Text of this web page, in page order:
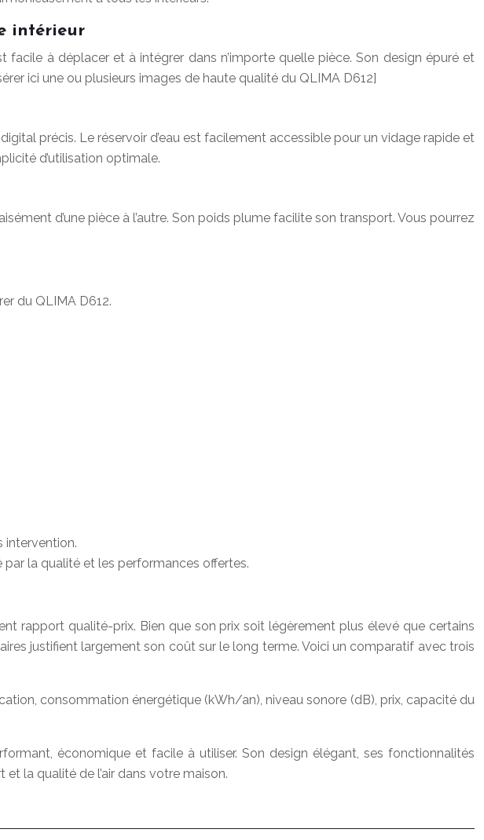
intérieur
à déplacer et à intégrer dans n’importe quelle pièce. Son design épuré et
ici une ou plusieurs images de haute qualité du QLIMA D612]
précis. Le réservoir d’eau est facilement accessible pour un vidage rapide et
d’utilisation optimale.
d’une pièce à l’autre. Son poids plume facilite son transport. Vous pourrez
du QLIMA D612.
intervention.
la qualité et les performances offertes.
rapport qualité-prix. Bien que son prix soit légèrement plus élevé que certains
justifient largement son coût sur le long terme. Voici un comparatif avec trois
consommation énergétique (kWh/an), niveau sonore (dB), prix, capacité du
économique et facile à utiliser. Son design élégant, ses fonctionnalités
la qualité de l’air dans votre maison.